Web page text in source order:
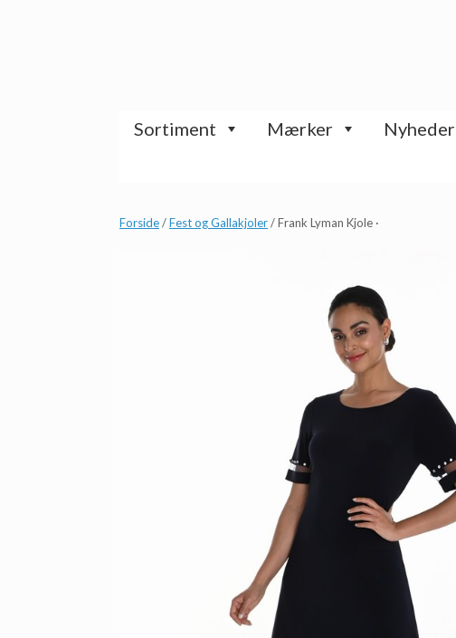
Sortiment Mærker Nyheder
Forside/Fest og Gallakjoler/ Frank Lyman Kjole ·